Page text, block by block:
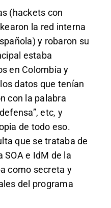
(hackets con
la red interna
y robaron su
estaba
en Colombia y
datos que tenían
con la palabra
etc, y
de todo eso.
que se trataba de
e IdM de la
como secreta y
del programa